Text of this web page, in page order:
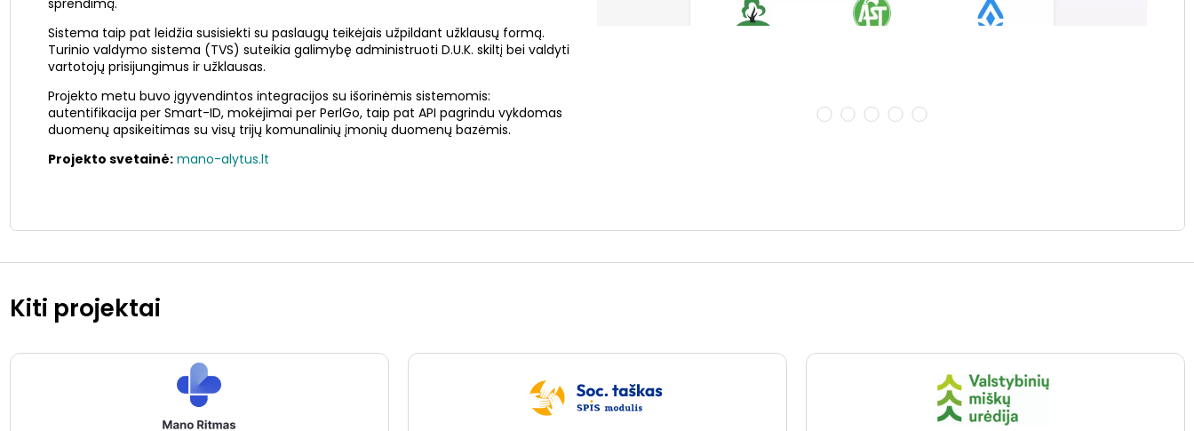
Sistema taip pat leidžia susisiekti su paslaugų teikėjais užpildant užklausų formą.
Turinio valdymo sistema (TVS) suteikia galimybę administruoti D.U.K. skiltį bei valdyti
vartotojų prisijungimus ir užklausas.
Projekto metu buvo įgyvendintos integracijos su išorinėmis sistemomis:
autentifikacija per Smart-ID, mokėjimai per PerlGo, taip pat API pagrindu vykdomas
duomenų apsikeitimas su visų trijų komunalinių įmonių duomenų bazėmis.
Projekto svetainė: mano-alytus.lt
Kiti projektai